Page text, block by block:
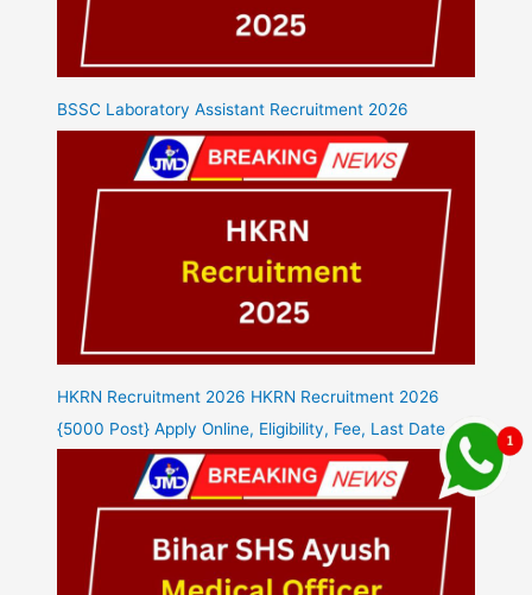
BSSC Laboratory Assistant Recruitment 2026
HKRN Recruitment 2026 HKRN Recruitment 2026
{5000 Post} Apply Online, Eligibility, Fee, Last Date